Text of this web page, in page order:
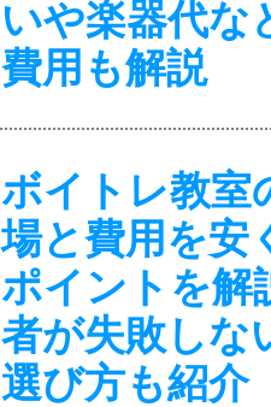
いや楽器代な
費用も解説
ボイトレ教室
場と費用を安
ポイントを解
者が失敗しな
選び方も紹介